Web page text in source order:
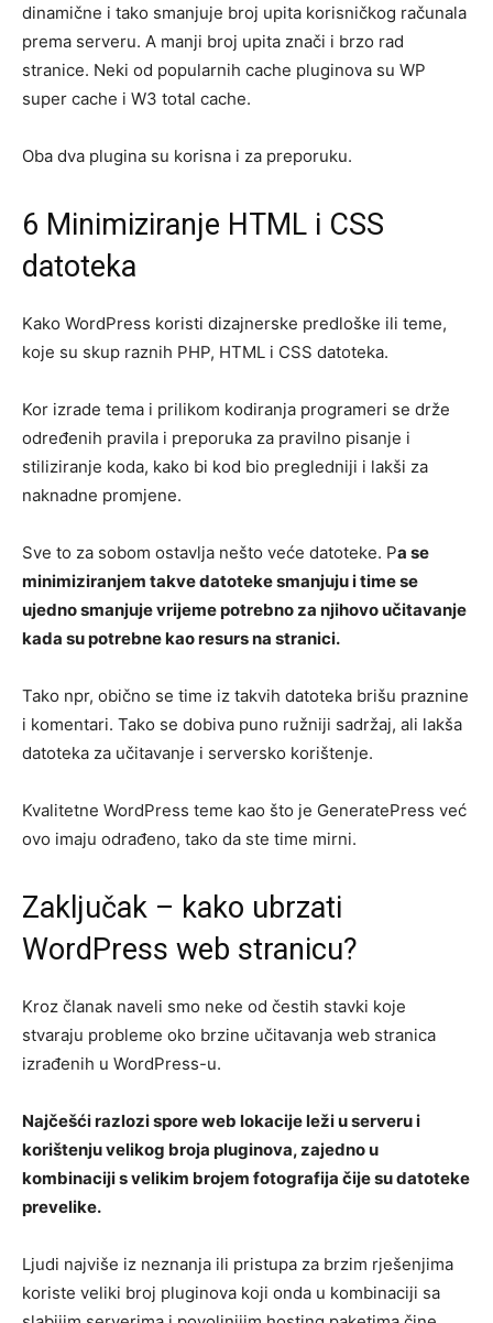
dinamične i tako smanjuje broj upita korisničkog računala
prema serveru. A manji broj upita znači i brzo rad
stranice. Neki od popularnih cache pluginova su WP
super cache i W3 total cache.
Oba dva plugina su korisna i za preporuku.
6 Minimiziranje HTML i CSS
datoteka
Kako WordPress koristi dizajnerske predloške ili teme,
koje su skup raznih PHP, HTML i CSS datoteka.
Kor izrade tema i prilikom kodiranja programeri se drže
određenih pravila i preporuka za pravilno pisanje i
stiliziranje koda, kako bi kod bio pregledniji i lakši za
naknadne promjene.
Sve to za sobom ostavlja nešto veće datoteke. Pa se
minimiziranjem takve datoteke smanjuju i time se
ujedno smanjuje vrijeme potrebno za njihovo učitavanje
kada su potrebne kao resurs na stranici.
Tako npr, obično se time iz takvih datoteka brišu praznine
i komentari. Tako se dobiva puno ružniji sadržaj, ali lakša
datoteka za učitavanje i serversko korištenje.
Kvalitetne WordPress teme kao što je GeneratePress već
ovo imaju odrađeno, tako da ste time mirni.
Zaključak – kako ubrzati
WordPress web stranicu?
Kroz članak naveli smo neke od čestih stavki koje
stvaraju probleme oko brzine učitavanja web stranica
izrađenih u WordPress-u.
Najčešći razlozi spore web lokacije leži u serveru i
korištenju velikog broja pluginova, zajedno u
kombinaciji s velikim brojem fotografija čije su datoteke
prevelike.
Ljudi najviše iz neznanja ili pristupa za brzim rješenjima
koriste veliki broj pluginova koji onda u kombinaciji sa